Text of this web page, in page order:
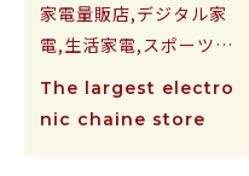
家電量販店,デジタル家
電,生活家電,スポーツ用
品
The largest electro
nic chaine store